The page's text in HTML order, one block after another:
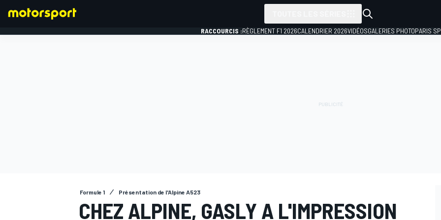
RACCOURCIS :RÈGLEMENT F1 2026CALENDRIER 2026VIDÉOSGALERIES PHOTOPARIS
Formule 1 Présentation de l'Alpine A523
CHEZ ALPINE, GASLY A L'IMPRESSION